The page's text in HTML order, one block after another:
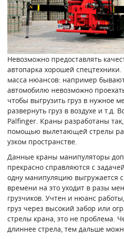
Невозможно предоставлять
автопарка хорошей
масса нюансов: например
автомобилю невозможно
чтобы выгрузить груз в нужное
развернуть груз в воздухе и т.д.
Palfinger. Краны разработаны
помощью вылетающей стрелы
узком пространстве.
Данные краны манипуляторы
прекрасно справляются с
одну манипуляцию выгружается
времени на это уходит в разы
грузчиков. Учтен и нюанс
груз через высокий забор или
стрелы крана, это не проблема.
длиннее стрела, тем дальше